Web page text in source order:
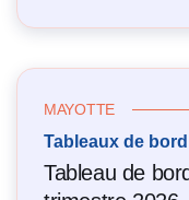
MAYOTTE
Tableaux de bord
Tableau de